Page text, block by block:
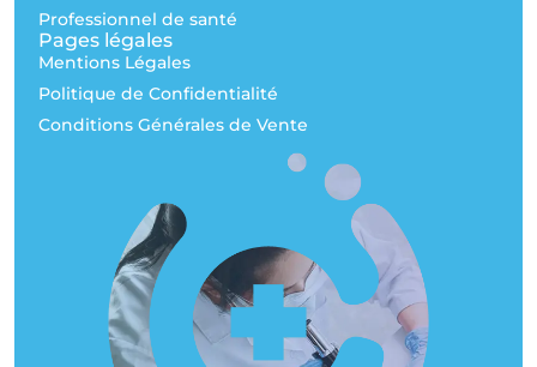
Professionnel de santé
Pages légales
Mentions Légales
Politique de Confidentialité
Conditions Générales de Vente